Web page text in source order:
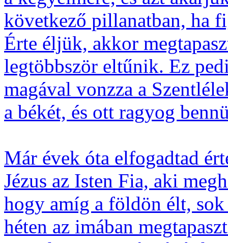
következő pillanatban, ha
Érte éljük, akkor
legtöbbször eltűnik. Ez
magával vonzza a
a békét, és ott ragyog
Már évek óta elfogadtad
Jézus az Isten Fia, aki
hogy amíg a földön élt,
héten az imában